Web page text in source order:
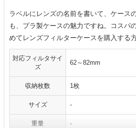
ラベルにレンズの名前を書いて、ケース
も、プラ製ケースの魅力ですね。コスパ
めてレンズフィルターケースを購入する
対応フィルタサイ
ズ
62～82mm
収納枚数 1枚
サイズ -
重量 -